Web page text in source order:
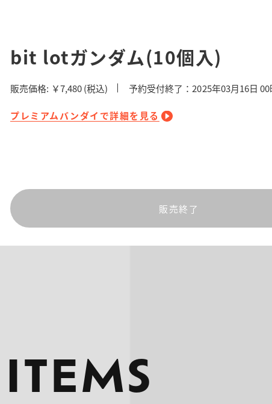
bit lotガンダム(10個入)
販売価格: ￥7,480(税込) 予約受付終了：2025年03月16日
プレミアムバンダイで詳細を見る
販売終了